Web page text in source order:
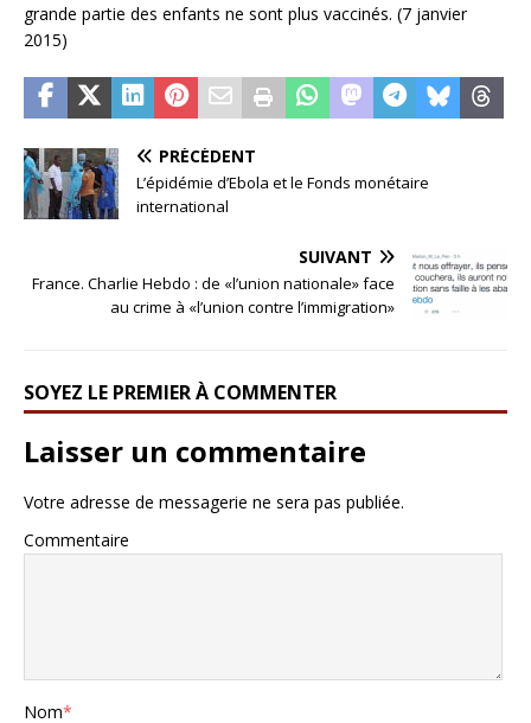
grande partie des enfants ne sont plus vaccinés. (7 janvier
2015)
PRÉCÉDENT
L’épidémie d’Ebola et le Fonds monétaire
international
SUIVANT
France. Charlie Hebdo : de «l’union nationale» face
au crime à «l’union contre l’immigration»
SOYEZ LE PREMIER À COMMENTER
Laisser un commentaire
Votre adresse de messagerie ne sera pas publiée.
Commentaire
Nom*